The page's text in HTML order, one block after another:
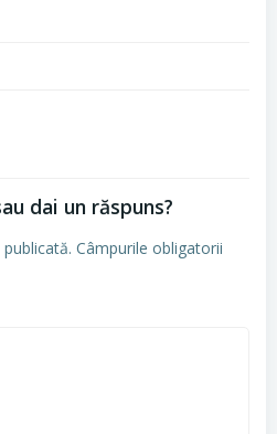
dai un răspuns?
Câmpurile obligatorii